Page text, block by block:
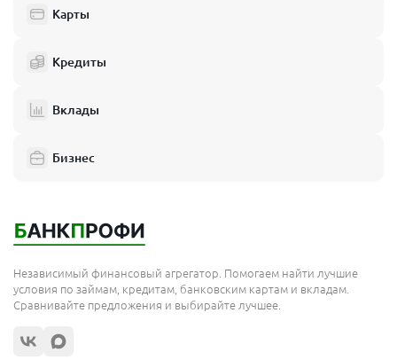
Одинцово
Электросталь
Реутов
Подольск
Королёв
Сергиев Посад
Орехово-Зуево
Карты
Кредиты
Вклады
Бизнес
Независимый финансовый агрегатор. Помогаем найти лучшие
условия по займам, кредитам, банковским картам и вкладам.
Сравнивайте предложения и выбирайте лучшее.